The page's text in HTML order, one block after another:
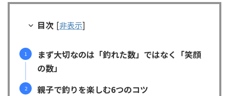
目次 [非表示]
まず大切なのは「釣れた数」ではなく「笑顔
の数」
親子で釣りを楽しむ6つのコツ